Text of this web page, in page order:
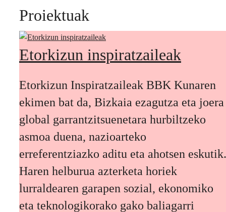
Proiektuak
Etorkizun inspiratzaileak
Etorkizun Inspiratzaileak BBK Kunaren
ekimen bat da, Bizkaia ezagutza eta joera
global garrantzitsuenetara hurbiltzeko
asmoa duena, nazioarteko
erreferentziazko aditu eta ahotsen eskutik.
Haren helburua azterketa horiek
lurraldearen garapen sozial, ekonomiko
eta teknologikorako gako baliagarri